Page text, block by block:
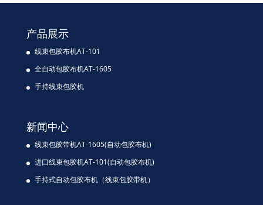
产品展示
线束包胶布机AT-101
全自动包胶布机AT-1605
手持线束包胶机
新闻中心
线束包胶带机AT-1605(自动包胶布机)
进口线束包胶机AT-101(自动包胶布机)
手持式自动包胶布机（线束包胶带机）